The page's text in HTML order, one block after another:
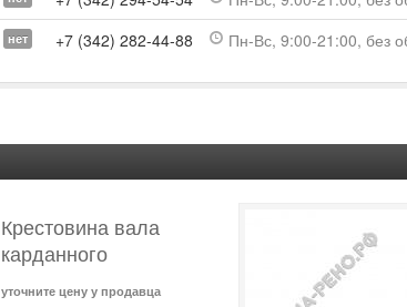
нет +7 (342) 282-44-88 Пн-Вс, 9:00-21:00, без
Крестовина вала
карданного
уточните цену у продавца